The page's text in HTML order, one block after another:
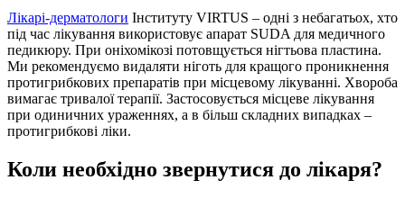
Лікарі-дерматологи Інституту VIRTUS – одні з небагатьох, хто
під час лікування використовує апарат SUDA для медичного
педикюру. При оніхомікозі потовщується нігтьова пластина.
Ми рекомендуємо видаляти ніготь для кращого проникнення
протигрибкових препаратів при місцевому лікуванні. Хвороба
вимагає тривалої терапії. Застосовується місцеве лікування
при одиничних ураженнях, а в більш складних випадках –
протигрибкові ліки.
Коли необхідно звернутися до лікаря?